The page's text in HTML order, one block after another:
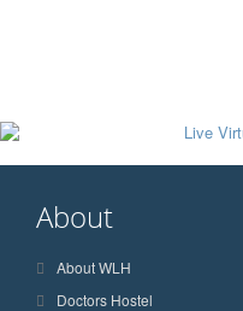
About
About WLH
Doctors Hostel